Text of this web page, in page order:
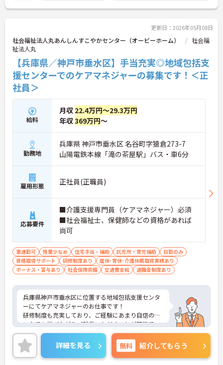
い！
更新日：2026年05月08日
社会福祉法人丸あんしんすこやかセンター（オービーホーム）
社会福
祉法人丸
【兵庫県／神戸市垂水区】手当充実◎地域包括支
援センターでのケアマネジャーの募集です！＜正
社員＞
給料
月収 22.4万円～29.3万円
年収369万円～
勤務地
兵庫県 神戸市垂水区 名谷町字猿倉273-7
山陽電鉄本線「滝の茶屋駅」バス・車6分
雇用形態 正社員(正職員)
応募要件
■介護支援専門員（ケアマネジャー）必須
■社会福祉士、保健師などの資格があれば
尚可
車通勤可 残業少なめ 住宅手当・補助 託児所・育児補助
日勤のみ
資格取得サポート
研修制度あり
産休･育休･介護休暇取得実績あり
ボーナス・賞与あり
社会保険完備 交通費支給 退職金制度あり
兵庫県神戸市垂水区に位置する地域包括支援センタ
ーにてケアマネジャーのお仕事です！
研修制度も充実しており、ご経験にあまり自信のな
い方でも学びながらご就業いただくことが可能で
す。
ご興味ある方には、面接対策ポイントなど、さらに
詳細をお話しいたしますのでお気軽にご相談くださ
い！
詳細を見る 無料 紹介してもらう